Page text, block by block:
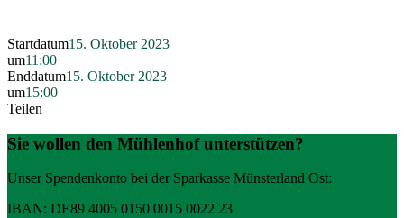
Startdatum15. Oktober 2023
um11:00
Enddatum15. Oktober 2023
um15:00
Teilen
Sie wollen den Mühlenhof unterstützen?
Unser Spendenkonto bei der Sparkasse Münsterland Ost:
IBAN: DE89 4005 0150 0015 0022 23